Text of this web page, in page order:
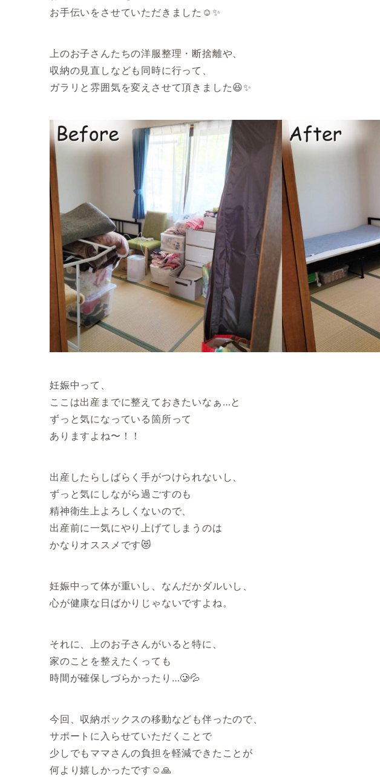
お手伝いをさせていただきました☺️✨
上のお子さんたちの洋服整理・断捨離や、
収納の見直しなども同時に行って、
ガラリと雰囲気を変えさせて頂きました😆✨
妊娠中って、
ここは出産までに整えておきたいなぁ…と
ずっと気になっている箇所って
ありますよね〜！！
出産したらしばらく手がつけられないし、
ずっと気にしながら過ごすのも
精神衛生上よろしくないので、
出産前に一気にやり上げてしまうのは
かなりオススメです😻
妊娠中って体が重いし、なんだかダルいし、
心が健康な日ばかりじゃないですよね。
それに、上のお子さんがいると特に、
家のことを整えたくっても
時間が確保しづらかったり…🥲💦
今回、収納ボックスの移動なども伴ったので、
サポートに入らせていただくことで
少しでもママさんの負担を軽減できたことが
何より嬉しかったです☺️🙏